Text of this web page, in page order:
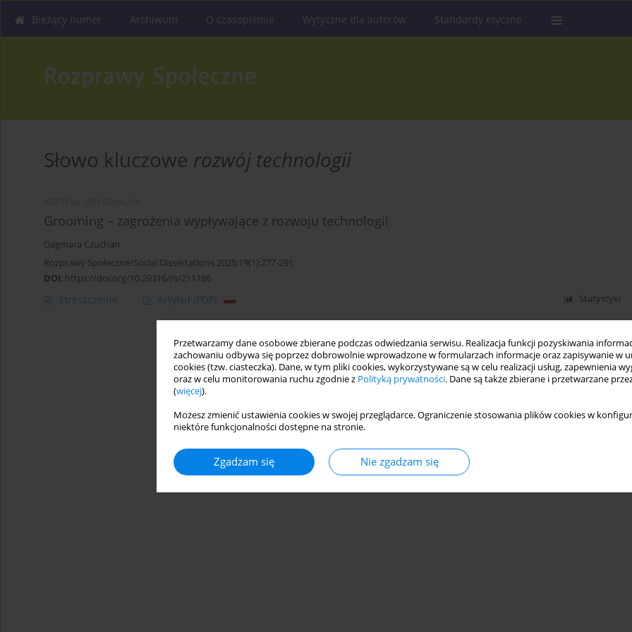
Przetwarzamy dane osobowe zbierane podczas odwiedzania serwisu. Realizacja funkcji pozyskiwania
zachowaniu odbywa się poprzez dobrowolnie wprowadzone w formularzach informacje oraz zapisywanie w
cookies (tzw. ciasteczka). Dane, w tym pliki cookies, wykorzystywane są w celu realizacji usług, zapewnienia
oraz w celu monitorowania ruchu zgodnie z Polityką prywatności. Dane są także zbierane i przetwarzane
(więcej).
Możesz zmienić ustawienia cookies w swojej przeglądarce. Ograniczenie stosowania plików cookies w
niektóre funkcjonalności dostępne na stronie.
Zgadzam się Nie zgadzam się
Bieżący numer Archiwum O czasopiśmie Wytyczne dla autorów Standardy etyczne
Słowo kluczowe rozwój technologii
Grooming – zagrożenia wypływające z rozwoju technologii
Dagmara Czuchan
Rozprawy Społeczne/Social Dissertations 2025;19(1):277-291
DOI: https://doi.org/10.29316/rs/211186
Streszczenie Artykuł (PDF) Statystyki